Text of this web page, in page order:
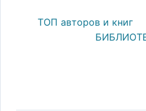
ТОП авторов и книг